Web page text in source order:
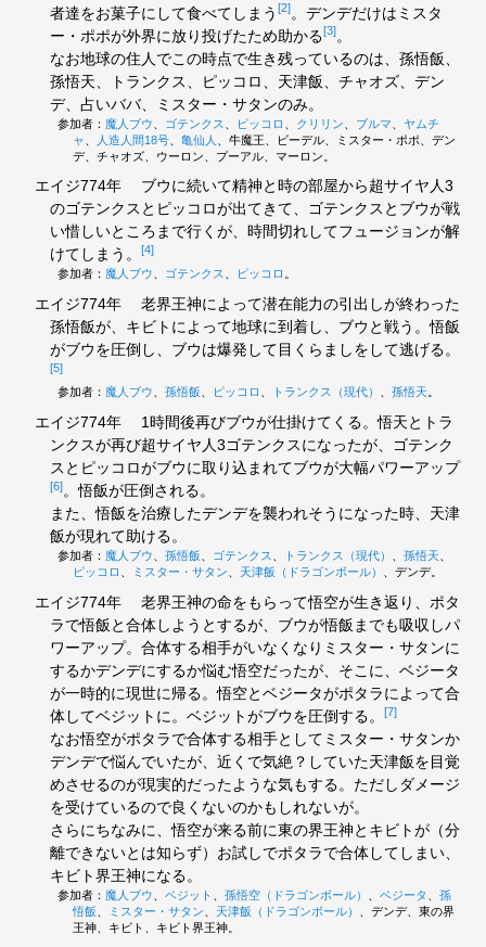
者達をお菓子にして食べてしまう [2] 。デンデだけはミスタ
ー・ポポが外界に放り投げたため助かる[3] 。
なお地球の住人でこの時点で生き残っているのは、孫悟飯、
孫悟天、トランクス、ピッコロ、天津飯、チャオズ、デン
デ、占いババ、ミスター・サタンのみ。
参加者： 魔人ブウ ゴテンクス ピッコロ クリリン ブルマ
ヤムチ
ャ
人造人間18号 亀仙人
、牛魔王、ビーデル、ミスター・ポポ、デン
デ、チャオズ、ウーロン、プーアル、マーロン。
エイジ774年
ブウに続いて精神と時の部屋から超サイヤ人3
のゴテンクスとピッコロが出てきて、ゴテンクスとブウが戦
い惜しいところまで行くが、時間切れしてフュージョンが解
けてしまう。
[4]
参加者： 魔人ブウ ゴテンクス ピッコロ
エイジ774年
老界王神によって潜在能力の引出しが終わった
孫悟飯が、キビトによって地球に到着し、ブウと戦う。悟飯
がブウを圧倒し、ブウは爆発して目くらましをして逃げる。
[5]
参加者： 魔人ブウ 孫悟飯 ピッコロ トランクス（現代） 孫悟天
エイジ774年
1時間後再びブウが仕掛けてくる。悟天とトラ
ンクスが再び超サイヤ人3ゴテンクスになったが、ゴテンク
スとピッコロがブウに取り込まれてブウが大幅パワーアップ
[6]。悟飯が圧倒される。
また、悟飯を治療したデンデを襲われそうになった時、天津
飯が現れて助ける。
参加者： 魔人ブウ 孫悟飯 ゴテンクス トランクス（現代） 孫悟天
ピッコロ
ミスター・サタン 天津飯（ドラゴンボール） 、デンデ。
エイジ774年
老界王神の命をもらって悟空が生き返り、ポタ
ラで悟飯と合体しようとするが、ブウが悟飯までも吸収しパ
ワーアップ。合体する相手がいなくなりミスター・サタンに
するかデンデにするか悩む悟空だったが、そこに、ベジータ
が一時的に現世に帰る。悟空とベジータがポタラによって合
体してベジットに。ベジットがブウを圧倒する。
[7]
なお悟空がポタラで合体する相手としてミスター・サタンか
デンデで悩んでいたが、近くで気絶？していた天津飯を目覚
めさせるのが現実的だったような気もする。ただしダメージ
を受けているので良くないのかもしれないが。
さらにちなみに、悟空が来る前に東の界王神とキビトが（分
離できないとは知らず）お試しでポタラで合体してしまい、
キビト界王神になる。
参加者： 魔人ブウ ベジット 孫悟空（ドラゴンボール） ベジータ
孫
悟飯
ミスター・サタン 天津飯（ドラゴンボール）
、デンデ、東の界
王神、キビト、キビト界王神。